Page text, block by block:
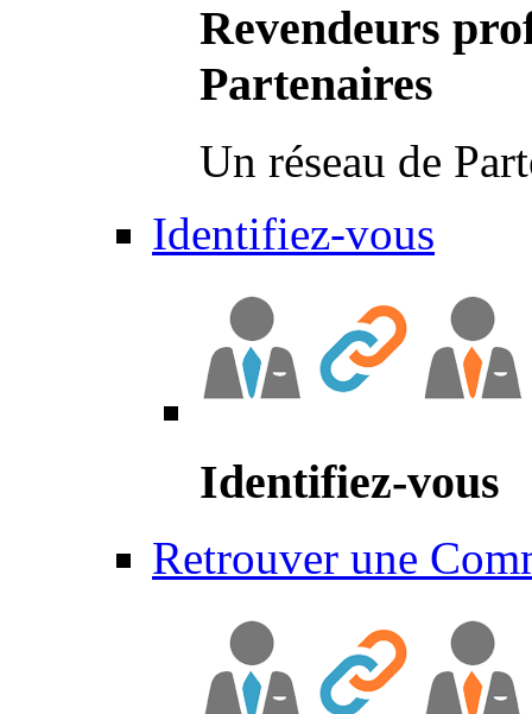
Revendeurs
Partenaires
Un réseau de
Identifiez-vous
Identifiez-vous
Retrouver une